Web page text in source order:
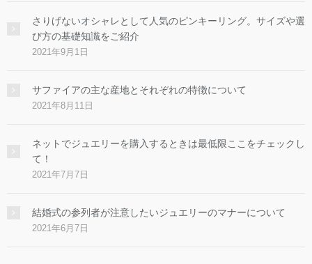
さりげないオシャレとして人気のピンキーリング。サイズや選
び方の基礎知識をご紹介
2021年9月1日
サファイアの主な産地とそれぞれの特徴について
2021年8月11日
ネットでジュエリーを購入するときは最低限ここをチェックし
て！
2021年7月7日
結婚式の参列者が注意したいジュエリーのマナーについて
2021年6月7日